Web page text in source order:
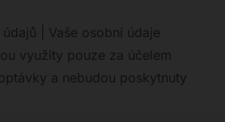
| Vaše osobní údaje
využity pouze za účelem
a nebudou poskytnuty